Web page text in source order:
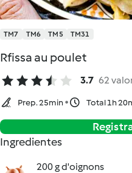
TM7 TM6 TM5 TM31
Rfissa au poulet
3.7 62
Prep. 25min Total 1h
Ingredientes
200 g d'oignons